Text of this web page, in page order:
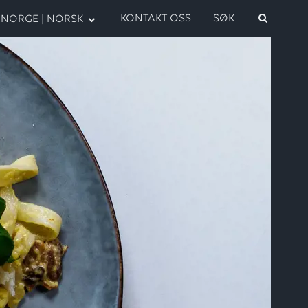
| NORSK KONTAKT OSS SØK